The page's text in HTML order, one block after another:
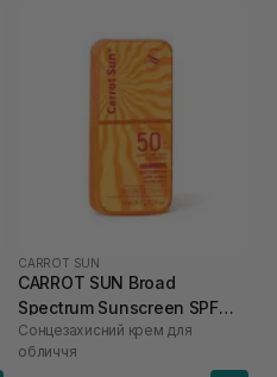
CARROT SUN
CARROT SUN Broad
Spectrum Sunscreen SPF
50+ 75 мл
Сонцезахисний крем для
обличчя